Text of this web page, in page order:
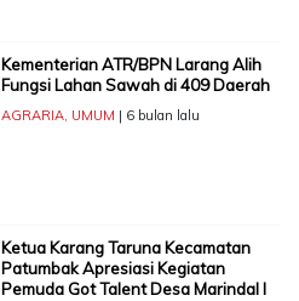
Kementerian ATR/BPN Larang Alih
Fungsi Lahan Sawah di 409 Daerah
AGRARIA, UMUM | 6 bulan lalu
Ketua Karang Taruna Kecamatan
Patumbak Apresiasi Kegiatan
Pemuda Got Talent Desa Marindal I